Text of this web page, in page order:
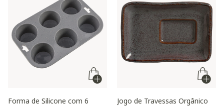
Forma de Silicone com 6
Jogo de Travessas Orgânico